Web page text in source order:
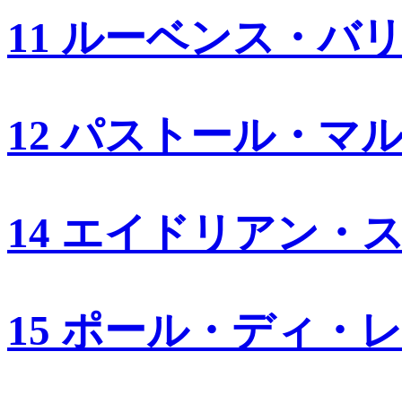
11 ルーベンス・バ
12 パストール・マ
14 エイドリアン・
15 ポール・ディ・